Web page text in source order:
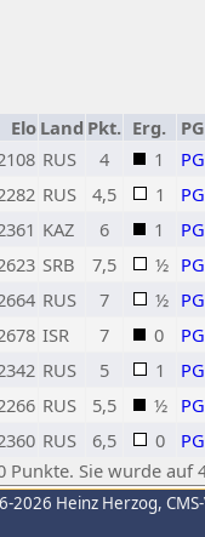
Elo Land Pkt. Erg.
RUS 4 1
RUS 4,5 1
KAZ 6 1
SRB 7,5 ½
RUS 7 ½
ISR 7 0
RUS 5 1
RUS 5,5 ½
RUS 6,5 0
Sie wurde auf
2026 Heinz Herzog,